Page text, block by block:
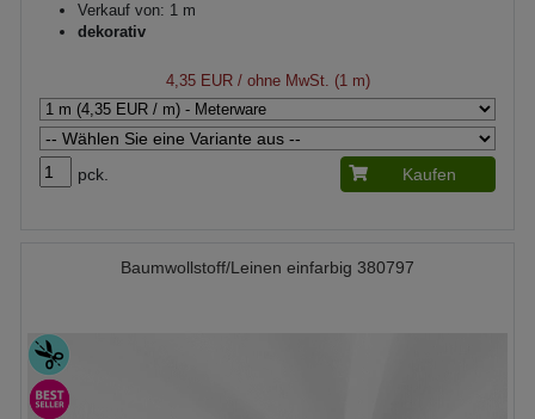
Verkauf von: 1 m
dekorativ
4,35 EUR/ ohne MwSt. (1 m)
pck. Kaufen
Baumwollstoff/Leinen einfarbig 380797